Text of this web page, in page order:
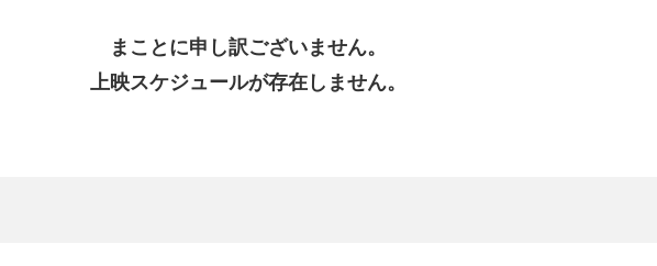
まことに申し訳ございません。
上映スケジュールが存在しません。